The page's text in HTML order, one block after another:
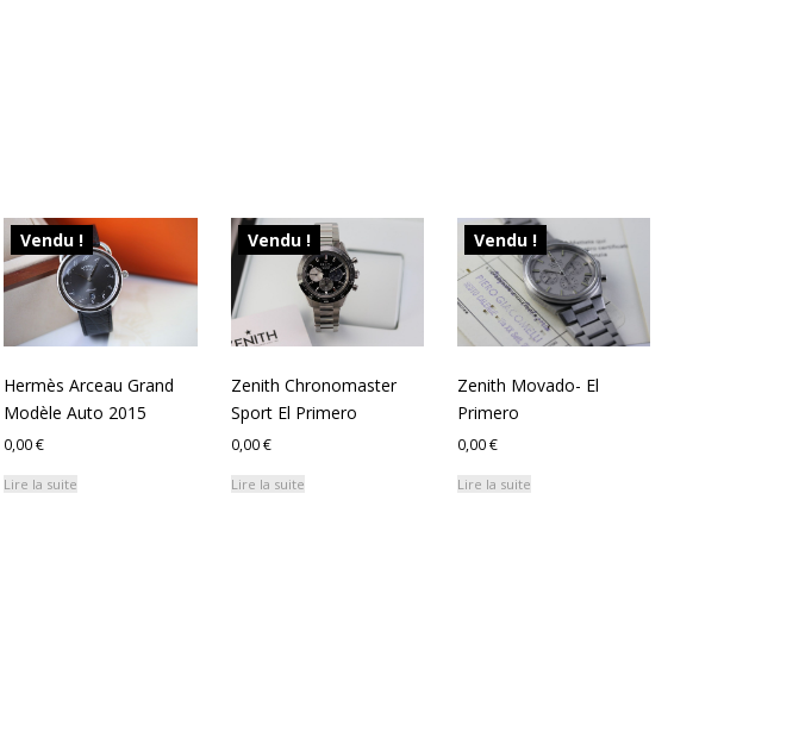
Vendu !
Hermès Arceau Grand
Modèle Auto 2015
0,00€
Lire la suite
Vendu !
Zenith Chronomaster
Sport El Primero
0,00€
Lire la suite
Vendu !
Zenith Movado- El
Primero
0,00€
Lire la suite